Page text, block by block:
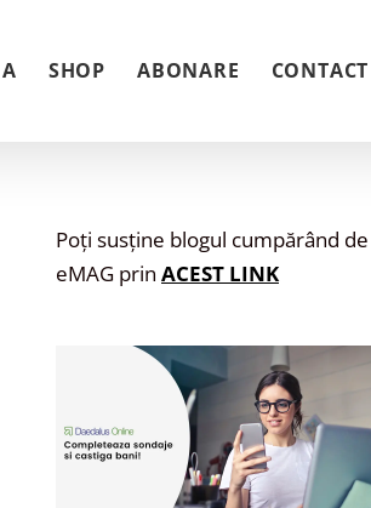
SHOP ABONARE CONTACT
Poți susține blogul cumpărând
eMAG prin ACEST LINK